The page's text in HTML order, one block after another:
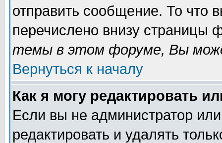
отправить сообщение. То что
перечислено внизу страницы
темы в этом форуме, Вы
Вернуться к началу
Как я могу редактировать
Если вы не администратор
редактировать и удалять